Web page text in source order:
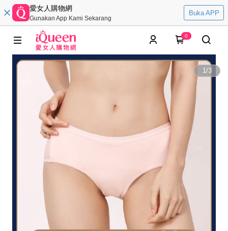
愛女人購物網
Gunakan App Kami Sekarang
Buka APP
0
1/3